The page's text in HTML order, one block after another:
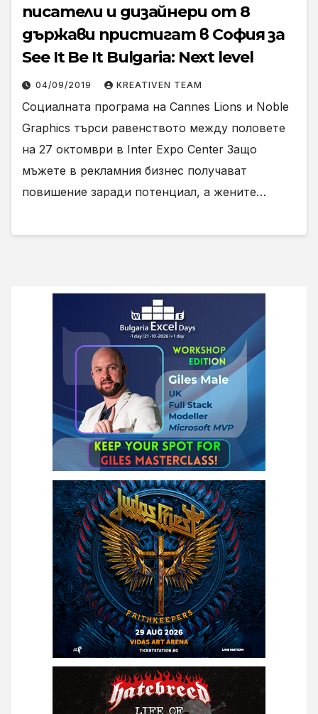
писатели и дизайнери от 8
държави пристигат в София за
See It Be It Bulgaria: Next level
04/09/2019 KREATIVEN TEAM
Социалната програма на Cannes Lions и Noble
Graphics търси равенството между половете
на 27 октомври в Inter Expo Center Защо
мъжете в рекламния бизнес получават
повишение заради потенциал, а жените…